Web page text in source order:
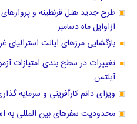
طرح جدید هتل قرنطینه و
ازاوایل ماه دسامبر
بازگشایی مرزهای ایالت استرالیای
آیلتس
ویزای دائم کارآفرینی و سرمایه
محدودیت سفرهای بین المللی به استرالیا تا 3 ماهه